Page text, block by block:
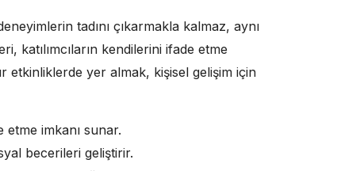
tadını çıkarmakla kalmaz, aynı
katılımcıların kendilerini ifade etme
etkinliklerde yer almak, kişisel gelişim için
etme imkanı sunar.
becerileri geliştirir.